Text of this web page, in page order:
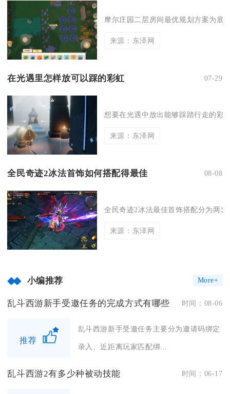
摩尔庄园二层房间最优规划方案为底
来源：东泽网
在光遇里怎样放可以踩的彩虹 07-29
想要在光遇中放出能够踩踏行走的彩
来源：东泽网
全民奇迹2冰法首饰如何搭配得最佳 08-08
全民奇迹2冰法最佳首饰搭配分为两
来源：东泽网
小编推荐 More+
乱斗西游新手受邀任务的完成方式有哪些 时间：08-06
推荐
乱斗西游新手受邀任务主要分为邀请码绑定
录入、近距离玩家匹配绑...
乱斗西游2有多少种被动技能 时间：06-17